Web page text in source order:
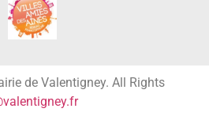
de Valentigney. All Rights